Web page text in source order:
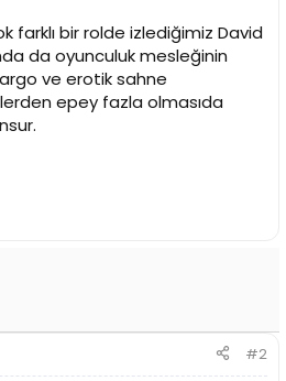
farklı bir rolde izlediğimiz David
da oyunculuk mesleğinin
argo ve erotik sahne
epey fazla olmasıda
#2